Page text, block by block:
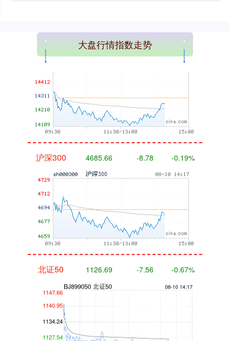
大盘行情指数走势
深证成指 -0.44%